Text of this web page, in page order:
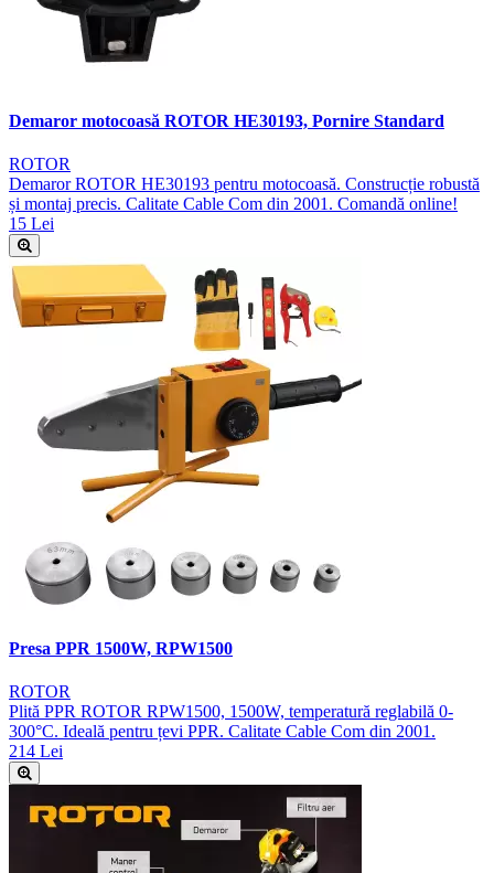
Demaror motocoasă ROTOR HE30193, Pornire Standard
ROTOR
Demaror ROTOR HE30193 pentru motocoasă. Construcție robustă
și montaj precis. Calitate Cable Com din 2001. Comandă online!
15 Lei
Presa PPR 1500W, RPW1500
ROTOR
Plită PPR ROTOR RPW1500, 1500W, temperatură reglabilă 0-
300°C. Ideală pentru țevi PPR. Calitate Cable Com din 2001.
214 Lei